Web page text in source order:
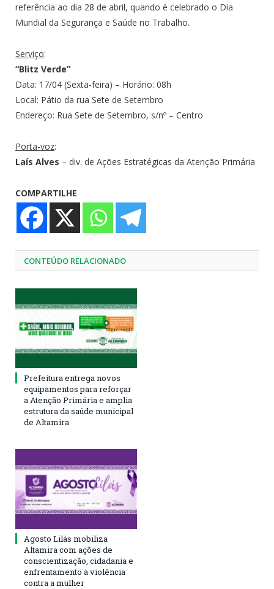
referência ao dia 28 de abril, quando é celebrado o Dia
Mundial da Segurança e Saúde no Trabalho.
Serviço:
“Blitz Verde”
Data: 17/04 (Sexta-feira) – Horário: 08h
Local: Pátio da rua Sete de Setembro
Endereço: Rua Sete de Setembro, s/nº – Centro
Porta-voz:
Laís Alves – div. de Ações Estratégicas da Atenção Primária
COMPARTILHE
CONTEÚDO RELACIONADO
Prefeitura entrega novos
equipamentos para reforçar
a Atenção Primária e amplia
estrutura da saúde municipal
de Altamira
Agosto Lilás mobiliza
Altamira com ações de
conscientização, cidadania e
enfrentamento à violência
contra a mulher